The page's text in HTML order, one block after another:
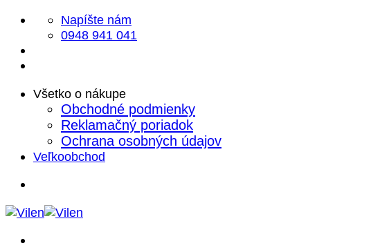
Skip
content
Napíšte nám
0948 941 041
Všetko o nákupe
Obchodné podmienky
Reklamačný poriadok
Ochrana osobných údajov
Veľkoobchod